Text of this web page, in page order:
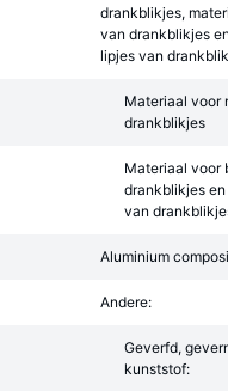
drankblikjes,
van drankblikjes
lipjes van
Materiaal voor
drankblikjes
Materiaal voor
drankblikjes en
van
Aluminium
Andere:
Geverfd,
kunststof: